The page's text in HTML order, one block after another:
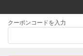
クーポンコードを入力